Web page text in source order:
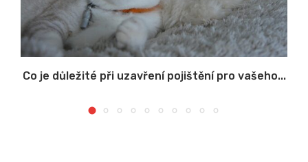
Co je důležité při uzavření pojištění pro vašeho...